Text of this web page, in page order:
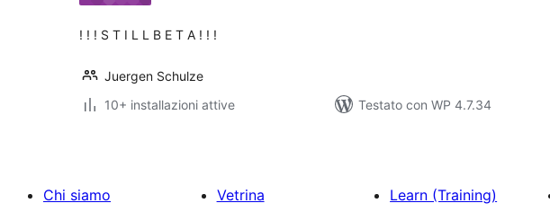
! ! ! S T I L L B E T A ! ! !
Juergen Schulze
10+ installazioni attive
Testato con WP 4.7.34
Chi siamo
Vetrina
Learn (Training)